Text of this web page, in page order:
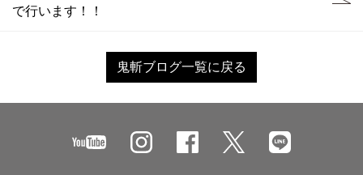
で行います！！
鬼斬ブログ一覧に戻る